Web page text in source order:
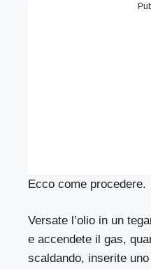
Ecco come procedere.
Versate l’olio in un
e accendete il gas,
scaldando, inserite